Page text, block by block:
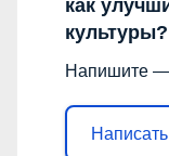
как
культуры?
Напишите
Написать